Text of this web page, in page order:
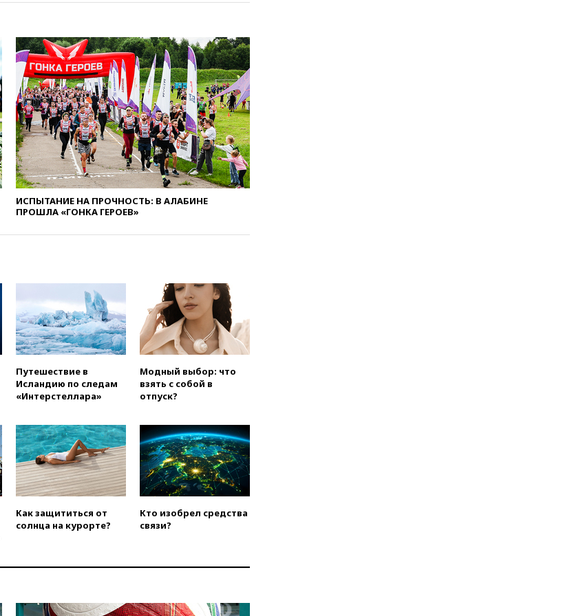
попытке попасть в Россию
вчера, 22:28Бессент
анонсировал скорое
соглашение о прекращении
огня США и Ирана
вчера, 22:15Три человека
получили ножевые ранения
при нападении в Чехии
вчера, 22:00Путин поручил
выделить средства на новые
области
вчера, 21:35
После пожара на
складе в Брянске возбудили
уголовное дело
вчера, 21:26Лидеры сборной
РФ по гимнастике получили
официальный отказ в визах от
Хорватии
вчера, 21:15 Пентагон
опубликовал 16 новых видео с
вчера, 21:00На границе
Украины с Польшей скопилось
свыше 6,5 тысячи грузовиков
вчера, 20:53Швыдкой:
«Интервидение» точно
пройдет в 2026 году
вчера, 20:45 ПВО за день
ИСПЫТАНИЕ НА ПРОЧНОСТЬ: В АЛАБИНЕ
ПРОШЛА «ГОНКА ГЕРОЕВ»
Путешествие в
Исландию по следам
«Интерстеллара»
Модный выбор: что
взять с собой в
отпуск?
Как защититься от
солнца на курорте?
Кто изобрел средства
связи?